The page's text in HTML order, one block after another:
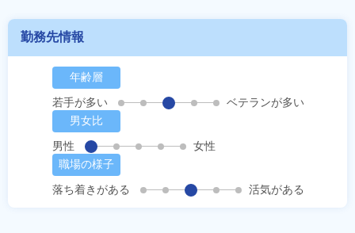
勤務先情報
年齢層
若手が多い
ベテランが多い
男女比
男性
女性
職場の様子
落ち着きがある
活気がある